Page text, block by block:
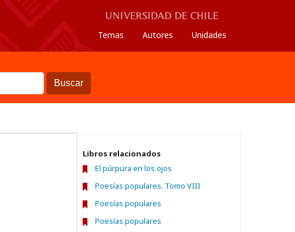
Temas Autores Unidades
Buscar
Libros relacionados
El púrpura en los ojos
Poesías populares. Tomo VIII
Poesías populares
Poesías populares